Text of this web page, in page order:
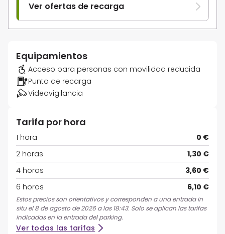
Ver ofertas de recarga
Equipamientos
Acceso para personas con movilidad reducida
Punto de recarga
Videovigilancia
Tarifa por hora
1 hora
0 €
2 horas
1,30 €
4 horas
3,60 €
6 horas
6,10 €
Estos precios son orientativos y corresponden a una entrada in
situ el 8 de agosto de 2026 a las 18:43. Solo se aplican las tarifas
indicadas en la entrada del parking.
Ver todas las tarifas